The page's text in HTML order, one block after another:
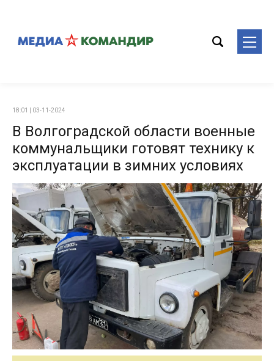
18:01 | 03-11-2024
В Волгоградской области военные
коммунальщики готовят технику к
эксплуатации в зимних условиях